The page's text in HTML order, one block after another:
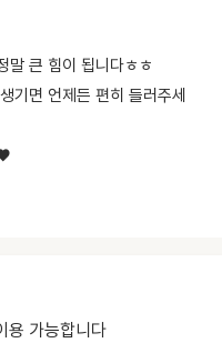
말 큰 힘이 됩니다ㅎㅎ
기면 언제든 편히 들러주세
용 가능합니다